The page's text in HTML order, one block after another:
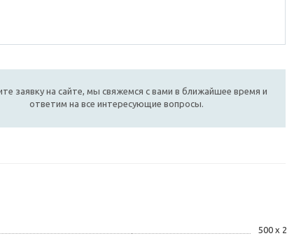
заявку на сайте, мы свяжемся с вами в ближайшее время и
ответим на все интересующие вопросы.
500 х 2